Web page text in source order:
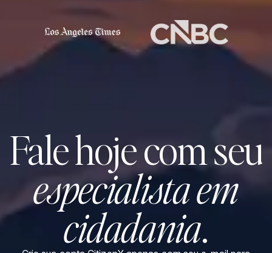
Fale hoje com seu
especialista em
cidadania.